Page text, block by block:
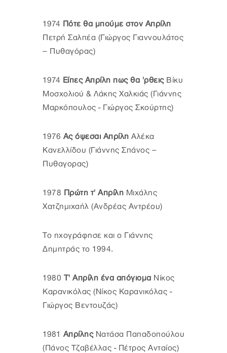
1974 Πότε θα μπούμε στον Απρίλη
Πετρή Σαλπέα (Γιώργος Γιαννουλάτος
– Πυθαγόρας)
1974 Είπες Απρίλη πως θα 'ρθειςΒίκυ
Μοσχολιού & Λάκης Χαλκιάς (Γιάννης
Μαρκόπουλος - Γιώργος Σκούρτης)
1976 Ας όψεσαι Απρίλη Αλέκα
Κανελλίδου (Γιάννης Σπάνος –
Πυθαγορας)
1978 Πρώτη τ' Απρίλη Μιχάλης
Χατζημιχαήλ (Ανδρέας Αντρέου)
Το ηχογράφησε και ο Γιάννης
Δημητράς το 1994.
1980 Τ' Απρίλη ένα απόγιομα Νίκος
Καρανικόλας (Νίκος Καρανικόλας -
Γιώργος Βεντουζάς)
1981 ΑπρίληςΝατάσα Παπαδοπούλου
(Πάνος Τζαβέλλας - Πέτρος Ανταίος)